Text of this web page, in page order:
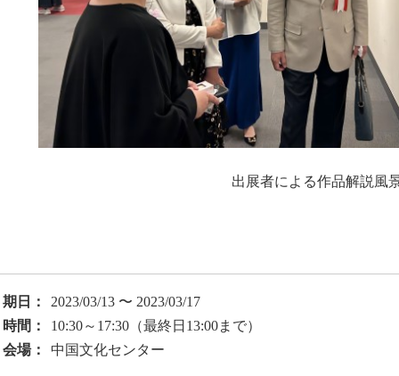
出展者による作品解説風
期日：
2023/03/13 〜 2023/03/17
時間：
10:30～17:30（最終日13:00まで）
会場：
中国文化センター